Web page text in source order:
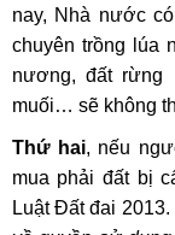
nay, Nhà nước
chuyên trồng lúa
nương, đất rừng
muối… sẽ không
Thứ hai, nếu
mua phải đất bị
Luật Đất đai 2013.